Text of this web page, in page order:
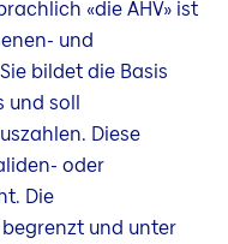
«die AHV» ist
und
bildet die Basis
und soll
Diese
oder
Die
und unter